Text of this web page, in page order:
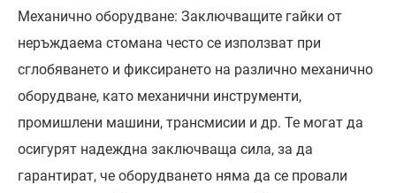
Механично оборудване: Заключващите гайки от
неръждаема стомана често се използват при
сглобяването и фиксирането на различно механично
оборудване, като механични инструменти,
промишлени машини, трансмисии и др. Те могат да
осигурят надеждна заключваща сила, за да
гарантират, че оборудването няма да се провали